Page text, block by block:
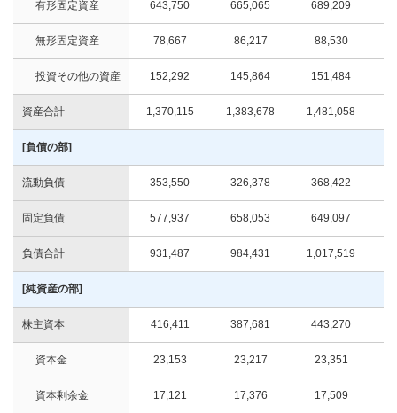
有形固定資産 643,750 665,065 689,209
無形固定資産 78,667 86,217 88,530
投資その他の資産 152,292 145,864 151,484
資産合計 1,370,115 1,383,678 1,481,058
[負債の部]
流動負債 353,550 326,378 368,422
固定負債 577,937 658,053 649,097
負債合計 931,487 984,431 1,017,519
[純資産の部]
株主資本 416,411 387,681 443,270
資本金 23,153 23,217 23,351
資本剰余金 17,121 17,376 17,509